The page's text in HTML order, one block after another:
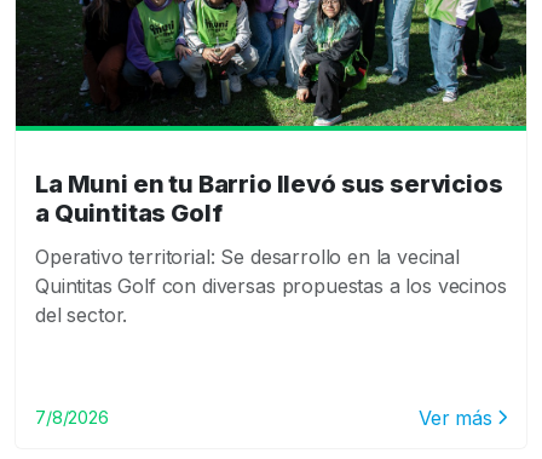
La Muni en tu Barrio llevó sus servicios
a Quintitas Golf
Operativo territorial: Se desarrollo en la vecinal
Quintitas Golf con diversas propuestas a los vecinos
del sector.
7/8/2026 Ver más